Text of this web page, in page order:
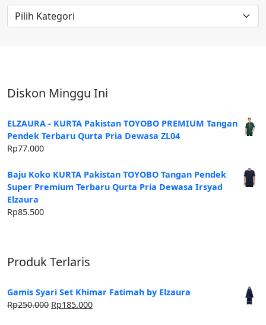
Kategori
Artikel
Diskon Minggu Ini
ELZAURA - KURTA Pakistan TOYOBO PREMIUM Tangan
Pendek Terbaru Qurta Pria Dewasa ZL04
Rp77.000
Baju Koko KURTA Pakistan TOYOBO Tangan Pendek
Super Premium Terbaru Qurta Pria Dewasa Irsyad
Elzaura
Rp85.500
Produk Terlaris
Gamis Syari Set Khimar Fatimah by Elzaura
Rp250.000 Harga
Rp185.000Harga